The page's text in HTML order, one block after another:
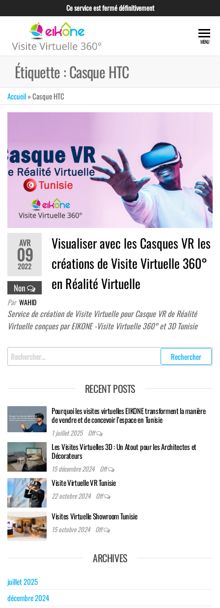
to
content
Ce service est fermé définitivement
VISITE
VIRTUELLE
360°
TUNISIE
LES
ENTREPRISES
MENU
Étiquette :Casque HTC
Accueil»Casque HTC
AVR
09
2022
Non
Visualiser avec les Casques VR les
créations de Visite Virtuelle 360°
en Réalité Virtuelle
Par WAHID
Service de création de Visite Virtuelle pour Casque VR de Réalité
Virtuelle conçues par EIKONE -Visite Virtuelle 360° et 3D Tunisie
Rechercher
:
RECENT POSTS
Pourquoi les visites virtuelles EIKONE transforment la manière
de vendre et de concevoir l’espace en Tunisie
1 juillet 2025 Off
Les Visites Virtuelles 3D : Un Atout pour les Architectes et
Décorateurs
15 décembre 2024 Off
Visite Virtuelle VR Tunisie
22 octobre 2024 Off
Visites Virtuelle Showroom Tunisie
15 octobre 2024 Off
ARCHIVES
juillet 2025
décembre 2024